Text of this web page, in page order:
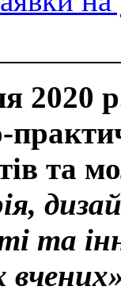
2020
та
та
вчених»